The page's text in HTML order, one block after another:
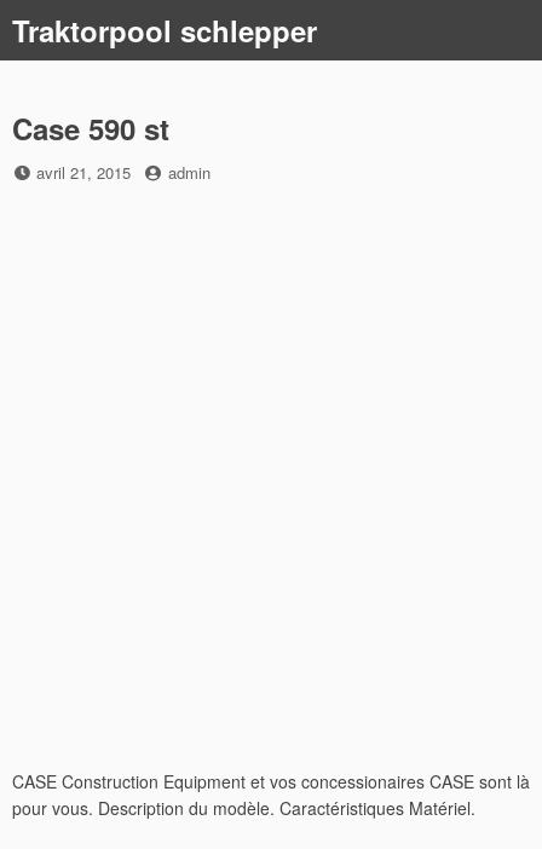
content
Traktorpool schlepper
Case 590 st
Posted
avril 21, 2015 by
admin
CASE Construction Equipment et vos concessionaires CASE sont là
pour vous. Description du modèle. Caractéristiques Matériel.